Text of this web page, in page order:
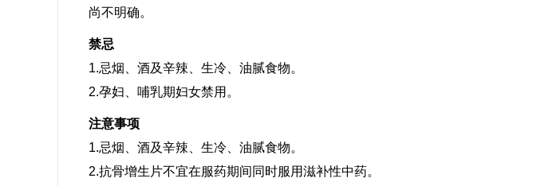
尚不明确。
禁忌
1.忌烟、酒及辛辣、生冷、油腻食物。
2.孕妇、哺乳期妇女禁用。
注意事项
1.忌烟、酒及辛辣、生冷、油腻食物。
2.抗骨增生片不宜在服药期间同时服用滋补性中药。